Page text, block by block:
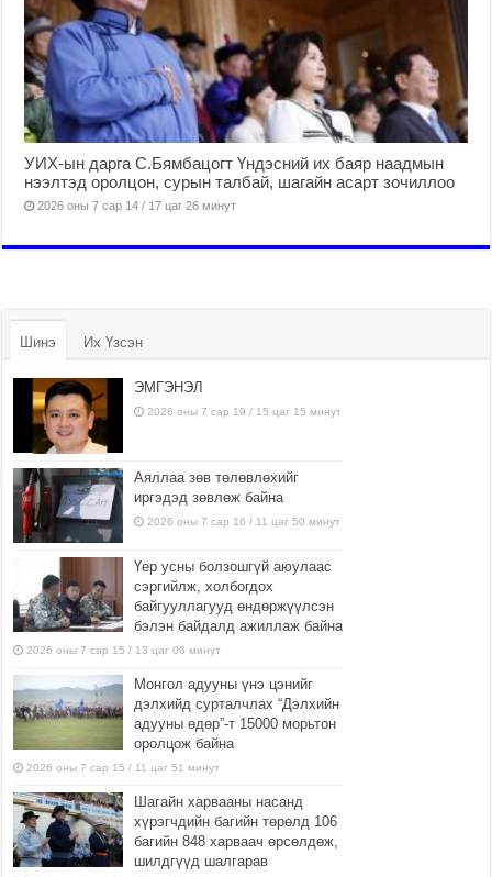
УИХ-ын дарга С.Бямбацогт Үндэсний их баяр наадмын
нээлтэд оролцон, сурын талбай, шагайн асарт зочиллоо
2026 оны 7 сар 14 / 17 цаг 26 минут
Шинэ Их Үзсэн
ЭМГЭНЭЛ
2026 оны 7 сар 19 / 15 цаг 15 минут
Аяллаа зөв төлөвлөхийг
иргэдэд зөвлөж байна
2026 оны 7 сар 16 / 11 цаг 50 минут
Үер усны болзошгүй аюулаас
сэргийлж, холбогдох
байгууллагууд өндөржүүлсэн
бэлэн байдалд ажиллаж байна
2026 оны 7 сар 15 / 13 цаг 06 минут
Монгол адууны үнэ цэнийг
дэлхийд сурталчлах “Дэлхийн
адууны өдөр”-т 15000 морьтон
оролцож байна
2026 оны 7 сар 15 / 11 цаг 51 минут
Шагайн харвааны насанд
хүрэгчдийн багийн төрөлд 106
багийн 848 харваач өрсөлдөж,
шилдгүүд шалгарав